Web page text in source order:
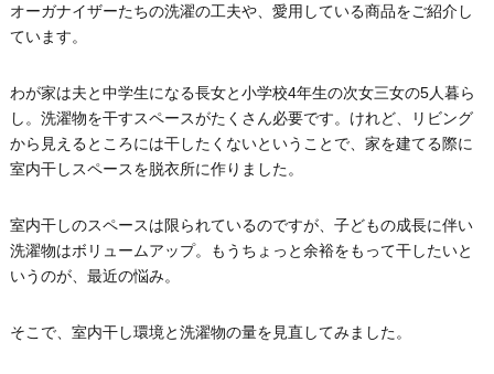
オーガナイザーたちの洗濯の工夫や、愛用している商品をご紹介し
ています。
わが家は夫と中学生になる長女と小学校4年生の次女三女の5人暮ら
し。洗濯物を干すスペースがたくさん必要です。けれど、リビング
から見えるところには干したくないということで、家を建てる際に
室内干しスペースを脱衣所に作りました。
室内干しのスペースは限られているのですが、子どもの成長に伴い
洗濯物はボリュームアップ。もうちょっと余裕をもって干したいと
いうのが、最近の悩み。
そこで、室内干し環境と洗濯物の量を見直してみました。